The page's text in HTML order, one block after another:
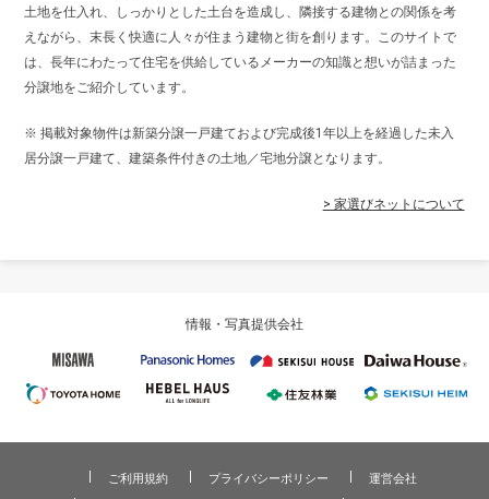
土地を仕入れ、しっかりとした土台を造成し、隣接する建物との関係を考
えながら、末長く快適に人々が住まう建物と街を創ります。このサイトで
は、長年にわたって住宅を供給しているメーカーの知識と想いが詰まった
分譲地をご紹介しています。
※ 掲載対象物件は新築分譲一戸建ておよび完成後1年以上を経過した未入
居分譲一戸建て、建築条件付きの土地／宅地分譲となります。
> 家選びネットについて
情報・写真提供会社
ご利用規約 プライバシーポリシー 運営会社